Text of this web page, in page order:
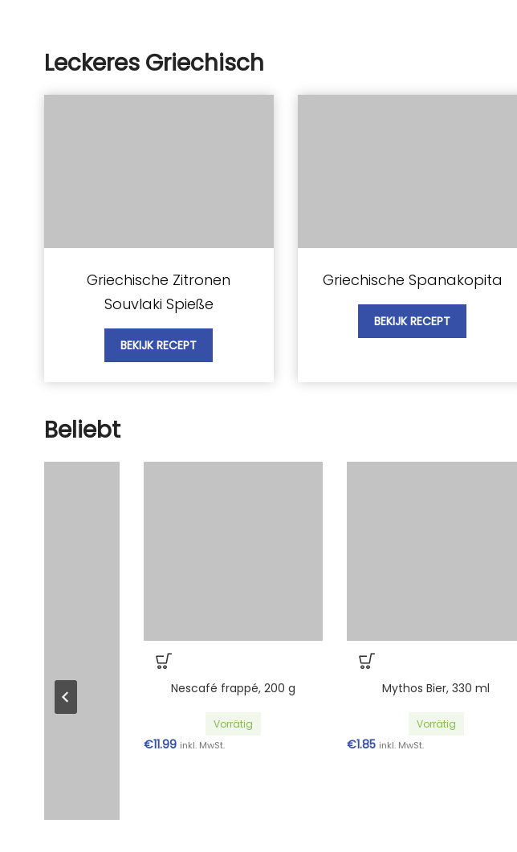
Leckeres Griechisch
Griechische Zitronen
Souvlaki Spieße
BEKIJK RECEPT
Griechische Spanakopita
BEKIJK RECEPT
Beliebt
Nescafé frappé, 200 g
inkl. MwSt.
Mythos Bier, 330 ml
inkl. MwSt.